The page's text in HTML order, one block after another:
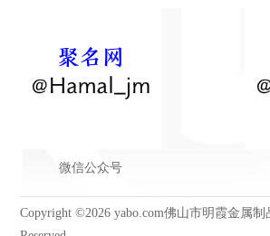
微信公众号
Copyright ©2026 yabo.com佛山市明霞金属